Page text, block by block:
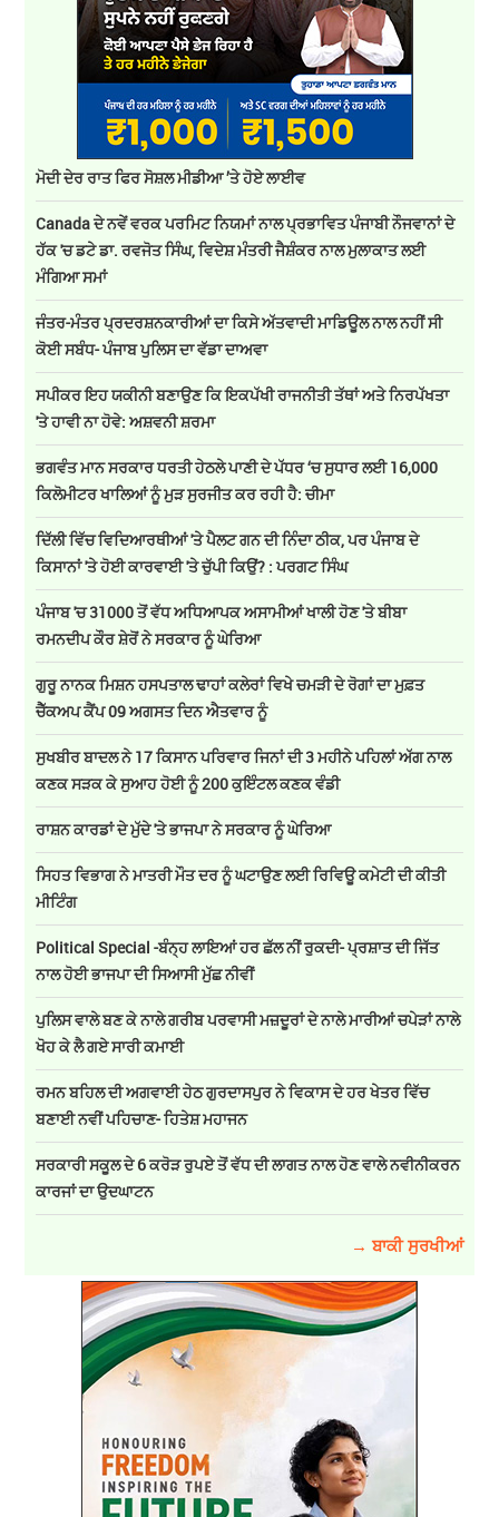
ਮੋਦੀ ਦੇਰ ਰਾਤ ਫਿਰ ਸੋਸ਼ਲ ਮੀਡੀਆ ’ਤੇ ਹੋਏ ਲਾਈਵ
Canada ਦੇ ਨਵੇਂ ਵਰਕ ਪਰਮਿਟ ਨਿਯਮਾਂ ਨਾਲ ਪ੍ਰਭਾਵਿਤ ਪੰਜਾਬੀ ਨੌਜਵਾਨਾਂ ਦੇ
ਹੱਕ 'ਚ ਡਟੇ ਡਾ. ਰਵਜੋਤ ਸਿੰਘ, ਵਿਦੇਸ਼ ਮੰਤਰੀ ਜੈਸ਼ੰਕਰ ਨਾਲ ਮੁਲਾਕਾਤ ਲਈ
ਮੰਗਿਆ ਸਮਾਂ
ਜੰਤਰ-ਮੰਤਰ ਪ੍ਰਦਰਸ਼ਨਕਾਰੀਆਂ ਦਾ ਕਿਸੇ ਅੱਤਵਾਦੀ ਮਾਡਿਊਲ ਨਾਲ ਨਹੀਂ ਸੀ
ਕੋਈ ਸਬੰਧ- ਪੰਜਾਬ ਪੁਲਿਸ ਦਾ ਵੱਡਾ ਦਾਅਵਾ
ਸਪੀਕਰ ਇਹ ਯਕੀਨੀ ਬਣਾਉਣ ਕਿ ਇਕਪੱਖੀ ਰਾਜਨੀਤੀ ਤੱਥਾਂ ਅਤੇ ਨਿਰਪੱਖਤਾ
'ਤੇ ਹਾਵੀ ਨਾ ਹੋਵੇ: ਅਸ਼ਵਨੀ ਸ਼ਰਮਾ
ਭਗਵੰਤ ਮਾਨ ਸਰਕਾਰ ਧਰਤੀ ਹੇਠਲੇ ਪਾਣੀ ਦੇ ਪੱਧਰ ‘ਚ ਸੁਧਾਰ ਲਈ 16,000
ਕਿਲੋਮੀਟਰ ਖਾਲਿਆਂ ਨੂੰ ਮੁੜ ਸੁਰਜੀਤ ਕਰ ਰਹੀ ਹੈ: ਚੀਮਾ
ਦਿੱਲੀ ਵਿੱਚ ਵਿਦਿਆਰਥੀਆਂ 'ਤੇ ਪੈਲਟ ਗਨ ਦੀ ਨਿੰਦਾ ਠੀਕ, ਪਰ ਪੰਜਾਬ ਦੇ
ਕਿਸਾਨਾਂ 'ਤੇ ਹੋਈ ਕਾਰਵਾਈ 'ਤੇ ਚੁੱਪੀ ਕਿਉਂ? : ਪਰਗਟ ਸਿੰਘ
ਪੰਜਾਬ 'ਚ 31000 ਤੋਂ ਵੱਧ ਅਧਿਆਪਕ ਅਸਾਮੀਆਂ ਖਾਲੀ ਹੋਣ 'ਤੇ ਬੀਬਾ
ਰਮਨਦੀਪ ਕੌਰ ਸ਼ੇਰੋਂ ਨੇ ਸਰਕਾਰ ਨੂੰ ਘੇਰਿਆ
ਗੁਰੂ ਨਾਨਕ ਮਿਸ਼ਨ ਹਸਪਤਾਲ ਢਾਹਾਂ ਕਲੇਰਾਂ ਵਿਖੇ ਚਮੜੀ ਦੇ ਰੋਗਾਂ ਦਾ ਮੁਫ਼ਤ
ਚੈੱਕਅਪ ਕੈਂਪ 09 ਅਗਸਤ ਦਿਨ ਐਤਵਾਰ ਨੂੰ
ਸੁਖਬੀਰ ਬਾਦਲ ਨੇ 17 ਕਿਸਾਨ ਪਰਿਵਾਰ ਜਿਨਾਂ ਦੀ 3 ਮਹੀਨੇ ਪਹਿਲਾਂ ਅੱਗ ਨਾਲ
ਕਣਕ ਸੜਕ ਕੇ ਸੁਆਹ ਹੋਈ ਨੂੰ 200 ਕੁਇੰਟਲ ਕਣਕ ਵੰਡੀ
ਰਾਸ਼ਨ ਕਾਰਡਾਂ ਦੇ ਮੁੱਦੇ 'ਤੇ ਭਾਜਪਾ ਨੇ ਸਰਕਾਰ ਨੂੰ ਘੇਰਿਆ
ਸਿਹਤ ਵਿਭਾਗ ਨੇ ਮਾਤਰੀ ਮੌਤ ਦਰ ਨੂੰ ਘਟਾਉਣ ਲਈ ਰਿਵਿਊ ਕਮੇਟੀ ਦੀ ਕੀਤੀ
ਮੀਟਿੰਗ
Political Special -ਬੰਨ੍ਹ ਲਾਇਆਂ ਹਰ ਛੱਲ ਨੀਂ ਰੁਕਦੀ- ਪ੍ਰਸ਼ਾਤ ਦੀ ਜਿੱਤ
ਨਾਲ ਹੋਈ ਭਾਜਪਾ ਦੀ ਸਿਆਸੀ ਮੁੱਛ ਨੀਵੀਂ
ਪੁਲਿਸ ਵਾਲੇ ਬਣ ਕੇ ਨਾਲੇ ਗਰੀਬ ਪਰਵਾਸੀ ਮਜ਼ਦੂਰਾਂ ਦੇ ਨਾਲੇ ਮਾਰੀਆਂ ਚਪੇੜਾਂ ਨਾਲੇ
ਖੋਹ ਕੇ ਲੈ ਗਏ ਸਾਰੀ ਕਮਾਈ
ਰਮਨ ਬਹਿਲ ਦੀ ਅਗਵਾਈ ਹੇਠ ਗੁਰਦਾਸਪੁਰ ਨੇ ਵਿਕਾਸ ਦੇ ਹਰ ਖੇਤਰ ਵਿੱਚ
ਬਣਾਈ ਨਵੀਂ ਪਹਿਚਾਣ- ਹਿਤੇਸ਼ ਮਹਾਜਨ
ਸਰਕਾਰੀ ਸਕੂਲ ਦੇ 6 ਕਰੋੜ ਰੁਪਏ ਤੋਂ ਵੱਧ ਦੀ ਲਾਗਤ ਨਾਲ ਹੋਣ ਵਾਲੇ ਨਵੀਨੀਕਰਨ
ਕਾਰਜਾਂ ਦਾ ਉਦਘਾਟਨ
→ ਬਾਕੀ ਸੁਰਖੀਆਂ